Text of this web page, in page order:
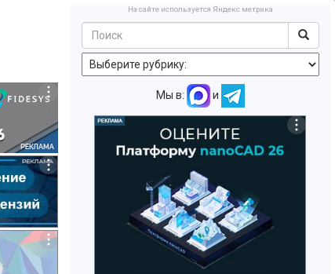
На сайте используется Яндекс метрика
Мы в: и